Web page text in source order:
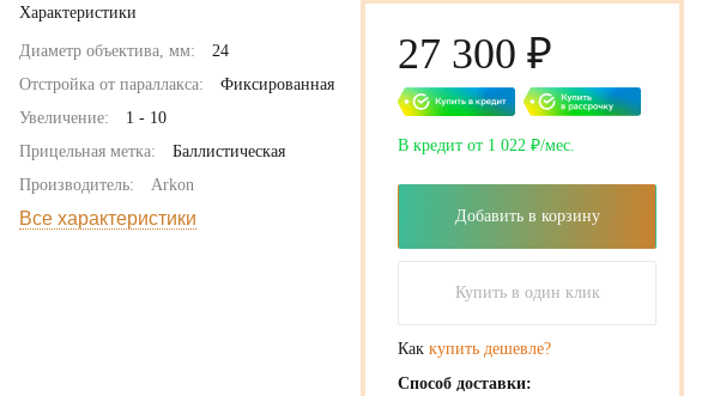
Характеристики
Диаметр объектива, мм:
24
Отстройка от параллакса:
Фиксированная
Увеличение:
1 - 10
Прицельная метка:
Баллистическая
Производитель:
Arkon
Все характеристики
27 300 ₽
В кредит от 1 022 ₽/мес.
Добавить в корзину
Купить в один клик
Как купить дешевле?
Способ доставки: